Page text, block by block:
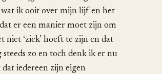
wat ik ooit over mijn lijf en het
er een manier moet zijn om
‘ziek’ hoeft te zijn en dat
zo en toch denk ik er nu
iedereen zijn eigen